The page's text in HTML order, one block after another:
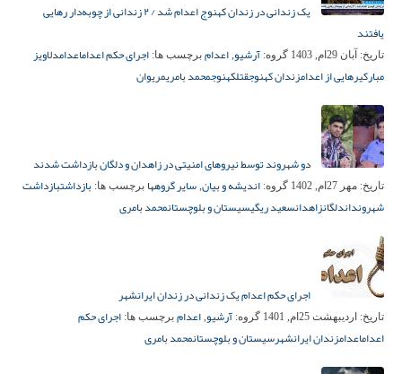
یک زندانی در زندان کهنوج اعدام شد / ۲ زندانی از چوبه‌دار رهایی
یافتند
تاریخ: آبان 29ام, 1403 گروه: آرشیو, اعدام برچسب ها: اجرای حکم اعداماعدامدلاویز
مبارکیرهایی از اعدامزندان کهنوجقتلکهنوجمحمد بامریمریوان
دو شهروند توسط نیروهای امنیتی در زاهدان و دلگان بازداشت شدند
تاریخ: مهر 27ام, 1402 گروه: اندیشه و بیان, سایر گروهها برچسب ها: بازداشتبازداشت
شهرونداندلگانزاهدانسعید ریگیسیستان و بلوچستانمحمد بامری
اجرای حکم اعدام یک زندانی در زندان ایرانشهر
تاریخ: اردیبهشت 25ام, 1401 گروه: آرشیو, اعدام برچسب ها: اجرای حکم
اعداماعدامزندان ایرانشهرسیستان و بلوچستانمحمد بامری